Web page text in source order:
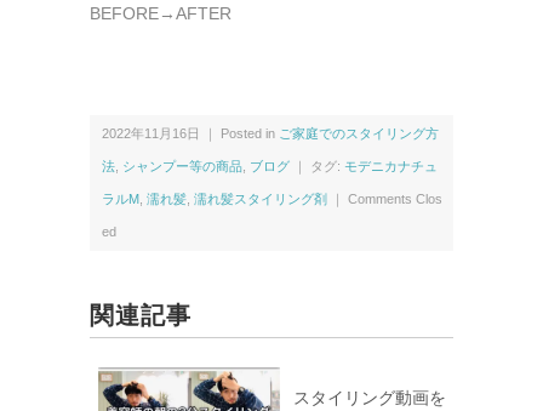
BEFORE→AFTER
2022年11月16日 ｜ Posted in ご家庭でのスタイリング方
法 シャンプー等の商品 ブログ ｜ タグ: モデニカナチュ
ラルM 濡れ髪 濡れ髪スタイリング剤 ｜ Comments Clos
ed
関連記事
スタイリング動画を